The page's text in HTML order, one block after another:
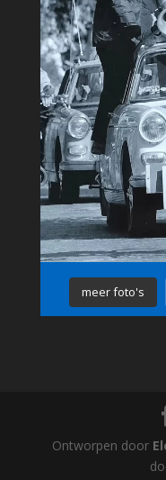
meer foto's
Ontworpen door